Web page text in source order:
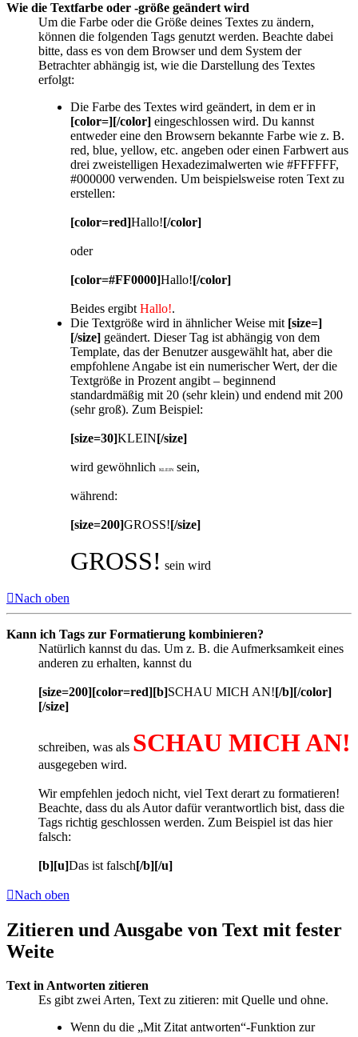
Wie die Textfarbe oder -größe geändert wird
Um die Farbe oder die Größe deines Textes zu ändern,
können die folgenden Tags genutzt werden. Beachte dabei
bitte, dass es von dem Browser und dem System der
Betrachter abhängig ist, wie die Darstellung des Textes
erfolgt:
Die Farbe des Textes wird geändert, in dem er in
[color=][/color] eingeschlossen wird. Du kannst
entweder eine den Browsern bekannte Farbe wie z. B.
red, blue, yellow, etc. angeben oder einen Farbwert aus
drei zweistelligen Hexadezimalwerten wie #FFFFFF,
#000000 verwenden. Um beispielsweise roten Text zu
erstellen:
[color=red]Hallo! [/color]
oder
[color=#FF0000]Hallo! [/color]
Beides ergibtHallo!.
Die Textgröße wird in ähnlicher Weise mit [size=]
[/size] geändert. Dieser Tag ist abhängig von dem
Template, das der Benutzer ausgewählt hat, aber die
empfohlene Angabe ist ein numerischer Wert, der die
Textgröße in Prozent angibt – beginnend
standardmäßig mit 20 (sehr klein) und endend mit 200
(sehr groß). Zum Beispiel:
[size=30]KLEIN [/size]
wird gewöhnlich KLEIN sein,
während:
[size=200]GROSS! [/size]
GROSS! sein wird
Nach oben
Kann ich Tags zur Formatierung kombinieren?
Natürlich kannst du das. Um z. B. die Aufmerksamkeit eines
anderen zu erhalten, kannst du
[size=200][color=red][b]SCHAU MICH AN! [/b][/color]
[/size]
schreiben, was als SCHAU MICH AN!
ausgegeben wird.
Wir empfehlen jedoch nicht, viel Text derart zu formatieren!
Beachte, dass du als Autor dafür verantwortlich bist, dass die
Tags richtig geschlossen werden. Zum Beispiel ist das hier
falsch:
[b][u]Das ist falsch[/b][/u]
Nach oben
Zitieren und Ausgabe von Text mit fester
Weite
Text in Antworten zitieren
Es gibt zwei Arten, Text zu zitieren: mit Quelle und ohne.
Wenn du die „Mit Zitat antworten“-Funktion zur